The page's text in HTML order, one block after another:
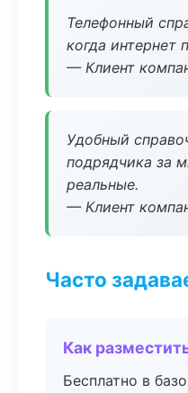
Телефонный
когда интернет
— Клиент
Удобный
подрядчика за
реальные.
— Клиент
Часто
Как
Бесплатно в